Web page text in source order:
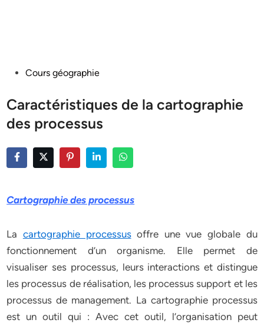
PostedCours géographie
Caractéristiques de la cartographie
des processus
Cartographie des processus
La cartographie processusoffre une vue globale du
fonctionnement d’un organisme. Elle permet de
visualiser ses processus, leurs interactions et distingue
les processus de réalisation, les processus support et les
processus de management. La cartographie processus
est un outil qui : Avec cet outil, l’organisation peut